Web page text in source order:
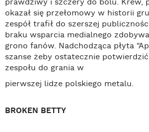
prawdziwy i szczery do bólu. Krew,
okazał się przełomowy w historii
zespół trafił do szerszej
braku wsparcia medialnego
grono fanów. Nadchodząca płyta
szanse żeby ostatecznie
zespołu do grania w
pierwszej lidze polskiego metalu.
BROKEN BETTY